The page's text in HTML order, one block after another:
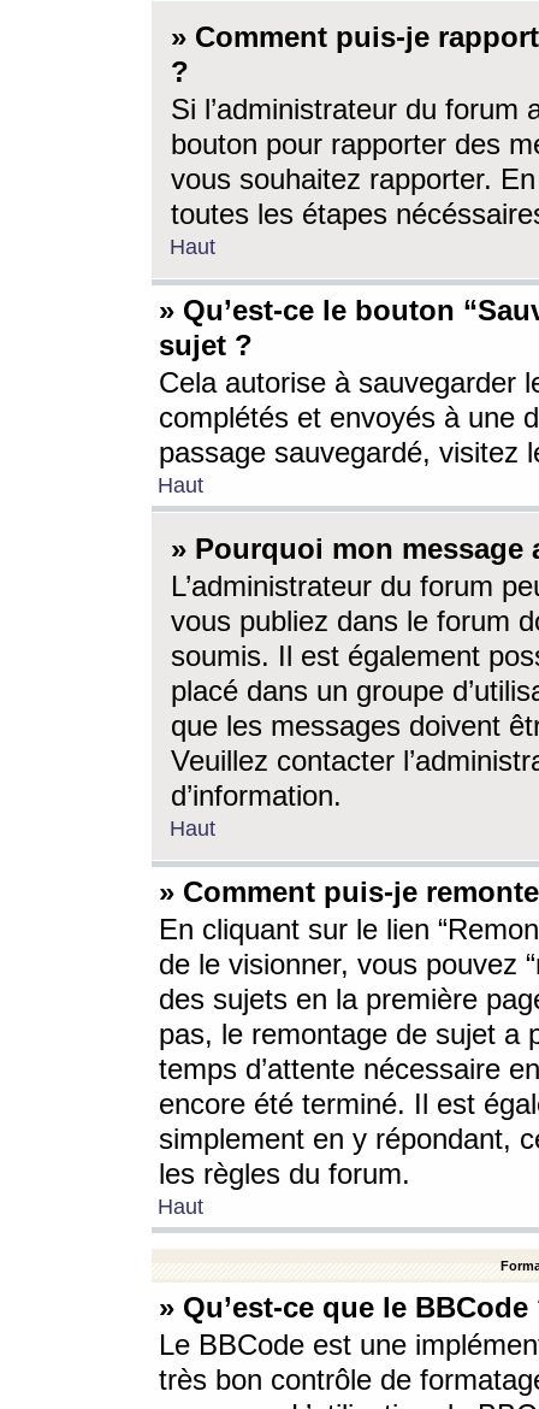
» Comment puis-je
?
Si l’administrateur du forum
bouton pour rapporter des
vous souhaitez rapporter.
toutes les étapes
Haut
» Qu’est-ce le bouton
sujet ?
Cela autorise à sauvegarder
complétés et envoyés à une
passage sauvegardé, visitez
Haut
» Pourquoi mon message
L’administrateur du forum
vous publiez dans le forum
soumis. Il est également
placé dans un groupe
que les messages doivent
Veuillez contacter
d’information.
Haut
» Comment puis-je
En cliquant sur le lien
de le visionner, vous pouvez
des sujets en la première
pas, le remontage de sujet a
temps d’attente nécessaire
encore été terminé. Il est
simplement en y répondant,
les règles du forum.
Haut
» Qu’est-ce que le BBCode
Le BBCode est une
très bon contrôle de